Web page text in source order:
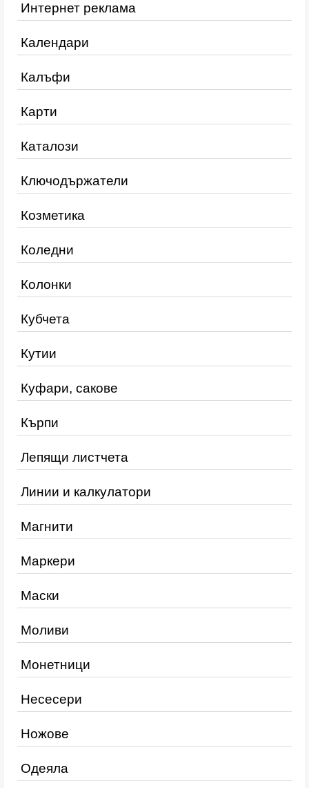
Интернет реклама
Календари
Калъфи
Карти
Каталози
Ключодържатели
Козметика
Коледни
Колонки
Кубчета
Кутии
Куфари, сакове
Кърпи
Лепящи листчета
Линии и калкулатори
Магнити
Маркери
Маски
Моливи
Монетници
Несесери
Ножове
Одеяла